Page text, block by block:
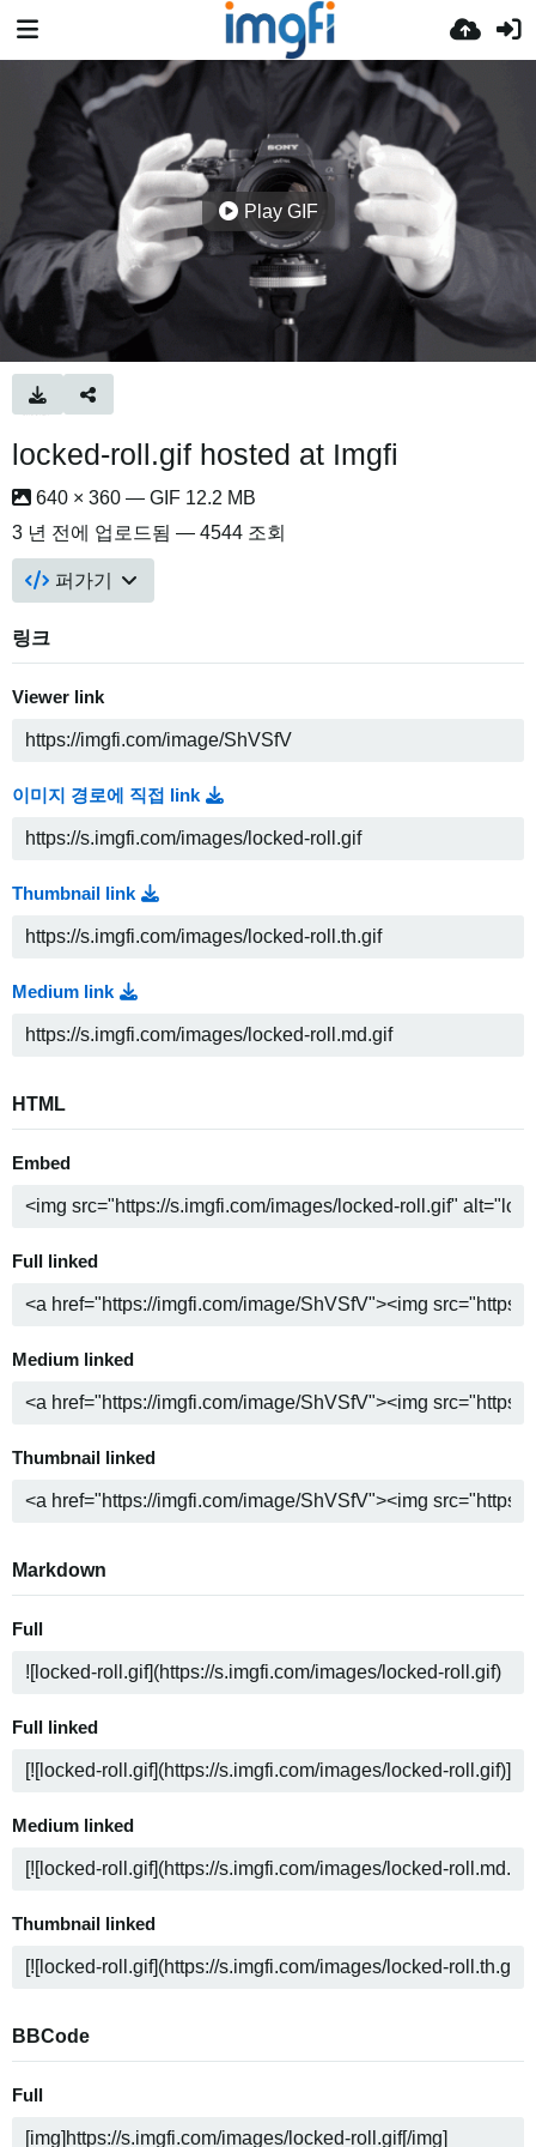
Play GIF
locked-roll.gif hosted at Imgfi
640 × 360 — GIF 12.2 MB
3 년 전 에 업로드됨 — 4544 조회
퍼가기
링크
Viewer link
이미지 경로에 직접 link
Thumbnail link
Medium link
HTML
Embed
Full linked
Medium linked
Thumbnail linked
Markdown
Full
Full linked
Medium linked
Thumbnail linked
BBCode
Full